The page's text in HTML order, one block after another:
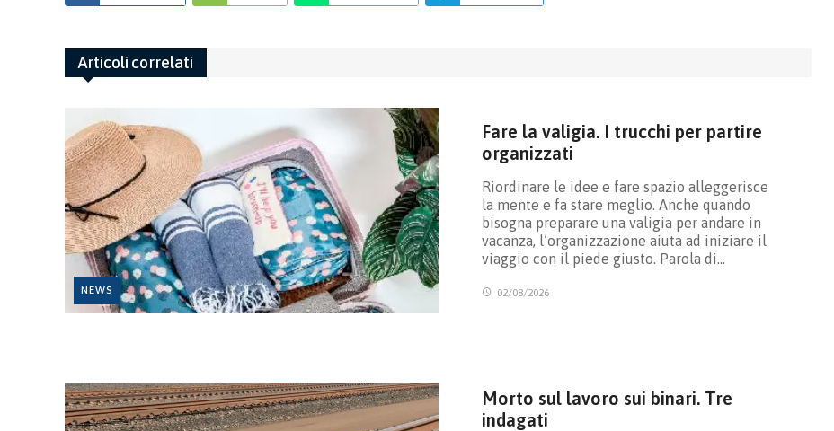
Articoli correlati
NEWS
Fare la valigia. I trucchi per partire
organizzati
Riordinare le idee e fare spazio alleggerisce
la mente e fa stare meglio. Anche quando
bisogna preparare una valigia per andare in
vacanza, l’organizzazione aiuta ad iniziare il
viaggio con il piede giusto. Parola di…
02/08/2026
Morto sul lavoro sui binari. Tre
indagati